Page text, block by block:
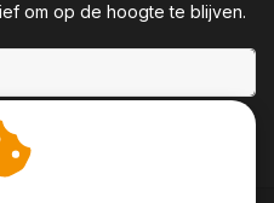
om op de hoogte te blijven.